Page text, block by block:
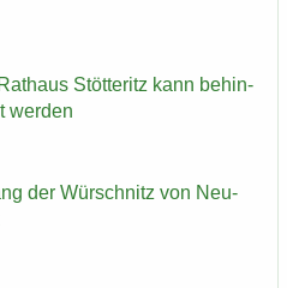
Stöt­teritz kann be­hin­
wer­den
der Wür­schnitz von Neu­